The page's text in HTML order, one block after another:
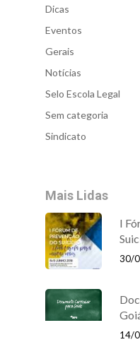
Dicas
Eventos
Gerais
Notícias
Selo Escola Legal
Sem categoria
Sindicato
Mais Lidas
I
30/
14/